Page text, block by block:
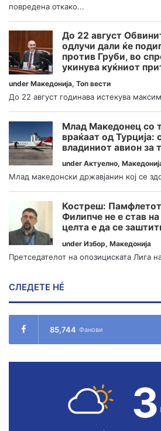
повредена откако...
До 22 август
одлучи дали ќе
против Груби, во
укинува куќниот
under Македонија, Топ вести
До 22 август годинава истекува
Млад Македонец со
враќаат од Турција:
владиниот авион за
under Актуелно,
Млад македонски државјанин кој се
Костреш:
Филипче не е став
целта е да се
under Избор, Македонија
Претседателот на опозициската Лига
СЛЕДЕТЕ НÉ
85,744 Фанови